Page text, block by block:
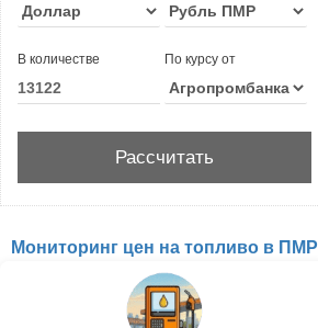
В количестве По курсу от
Мониторинг цен на топливо в ПМР